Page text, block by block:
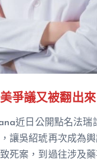
爭議又被翻出來
近日公開點名法瑞
讓吳紹琥再次成為
致死案，到過往涉及